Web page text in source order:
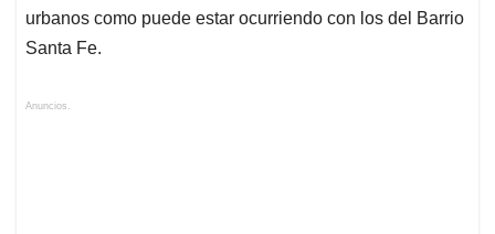
urbanos como puede estar ocurriendo con los del Barrio
Santa Fe.
Anuncios.